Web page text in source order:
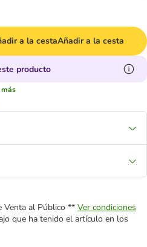
a la cestaAñadir a la cesta
producto
Venta al Público ** Ver condiciones
que ha tenido el artículo en los